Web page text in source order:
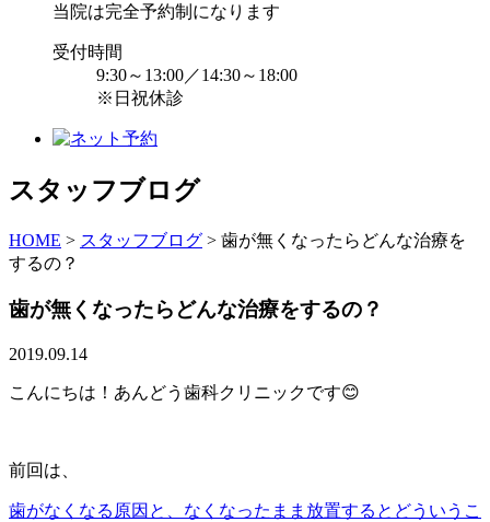
当院は完全予約制になります
受付時間
9:30～13:00／14:30～18:00
※日祝休診
スタッフブログ
HOME > スタッフブログ > 歯が無くなったらどんな治療を
するの？
歯が無くなったらどんな治療をするの？
2019.09.14
こんにちは！あんどう歯科クリニックです😊
前回は、
歯がなくなる原因と、なくなったまま放置するとどういうこ